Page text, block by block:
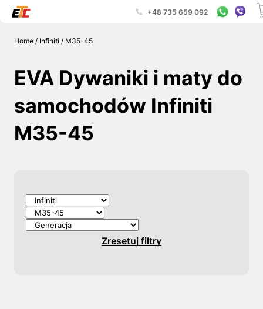
+48 735 659 092
Home/ Infiniti / M35-45
EVA Dywaniki i maty do
samochodów Infiniti
M35-45
Zresetuj filtry